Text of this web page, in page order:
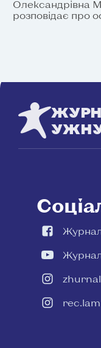
Олександрівна
розповідає про